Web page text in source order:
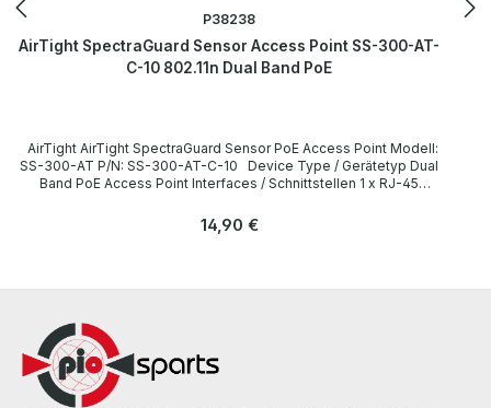
P38238
AirTight SpectraGuard Sensor Access Point SS-300-AT-
C-10 802.11n Dual Band PoE
SS-300-AT P/N: SS-300-AT-C-10 Device Type / Gerätetyp Dual
Band PoE Access Point Interfaces / Schnittstellen 1 x RJ-45
Wireless-Wi-Fi 802.11b, Wireless-Wi-Fi 802.11g, Wireless-Wi-Fi
(Netzwerkkabel und Befestigungsmaterial) The hardware has been
und getestet. All parts are used but 100% OK. Alle Teile sind
gebraucht aber 100 % in Ordnung. More information and details can
be found on the pages of the manufacturer. Weitere Informationen
Regulärer Preis:
14,90 €